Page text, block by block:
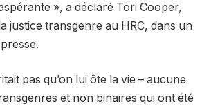
», a déclaré Tori Cooper,
justice transgenre au HRC, dans un
pas qu’on lui ôte la vie – aucune
et non binaires qui ont été